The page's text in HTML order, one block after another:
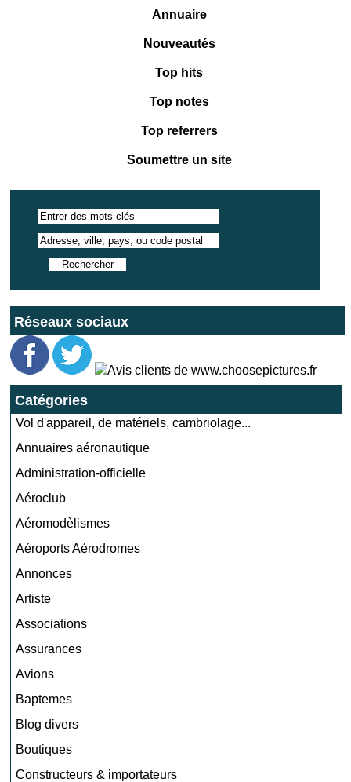
Annuaire
Nouveautés
Top hits
Top notes
Top referrers
Soumettre un site
Réseaux sociaux
Catégories
Vol d'appareil, de matériels, cambriolage...
Annuaires aéronautique
Administration-officielle
Aéroclub
Aéromodèlismes
Aéroports Aérodromes
Annonces
Artiste
Associations
Assurances
Avions
Baptemes
Blog divers
Boutiques
Constructeurs & importateurs